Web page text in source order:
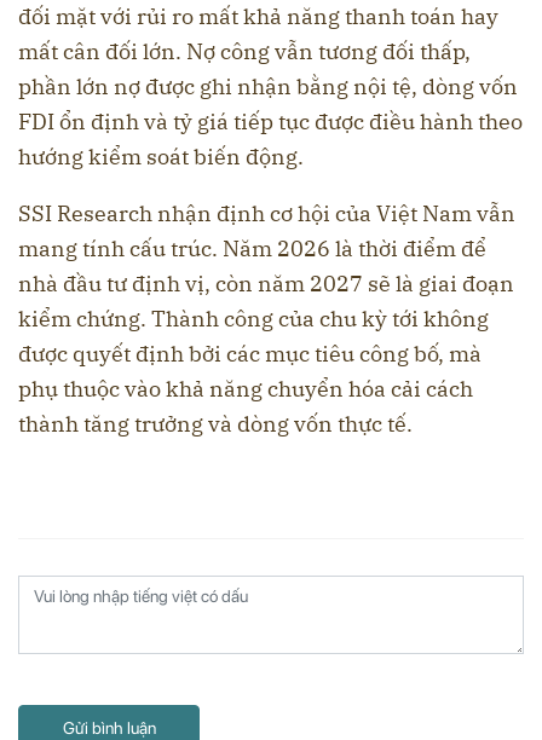
đối mặt với rủi ro mất khả năng thanh toán hay
mất cân đối lớn. Nợ công vẫn tương đối thấp,
phần lớn nợ được ghi nhận bằng nội tệ, dòng vốn
FDI ổn định và tỷ giá tiếp tục được điều hành theo
hướng kiểm soát biến động.
SSI Research nhận định cơ hội của Việt Nam vẫn
mang tính cấu trúc. Năm 2026 là thời điểm để
nhà đầu tư định vị, còn năm 2027 sẽ là giai đoạn
kiểm chứng. Thành công của chu kỳ tới không
được quyết định bởi các mục tiêu công bố, mà
phụ thuộc vào khả năng chuyển hóa cải cách
thành tăng trưởng và dòng vốn thực tế.
Gửi bình luận